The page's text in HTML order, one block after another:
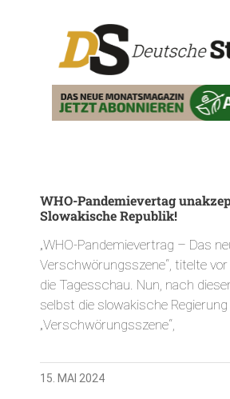
WHO-Pandemievertag
Slowakische Republik!
„WHO-Pandemievertrag – Das
Verschwörungsszene“, titelte
die Tagesschau. Nun, nach
selbst die slowakische Regierung
„Verschwörungsszene“,
15. MAI 2024